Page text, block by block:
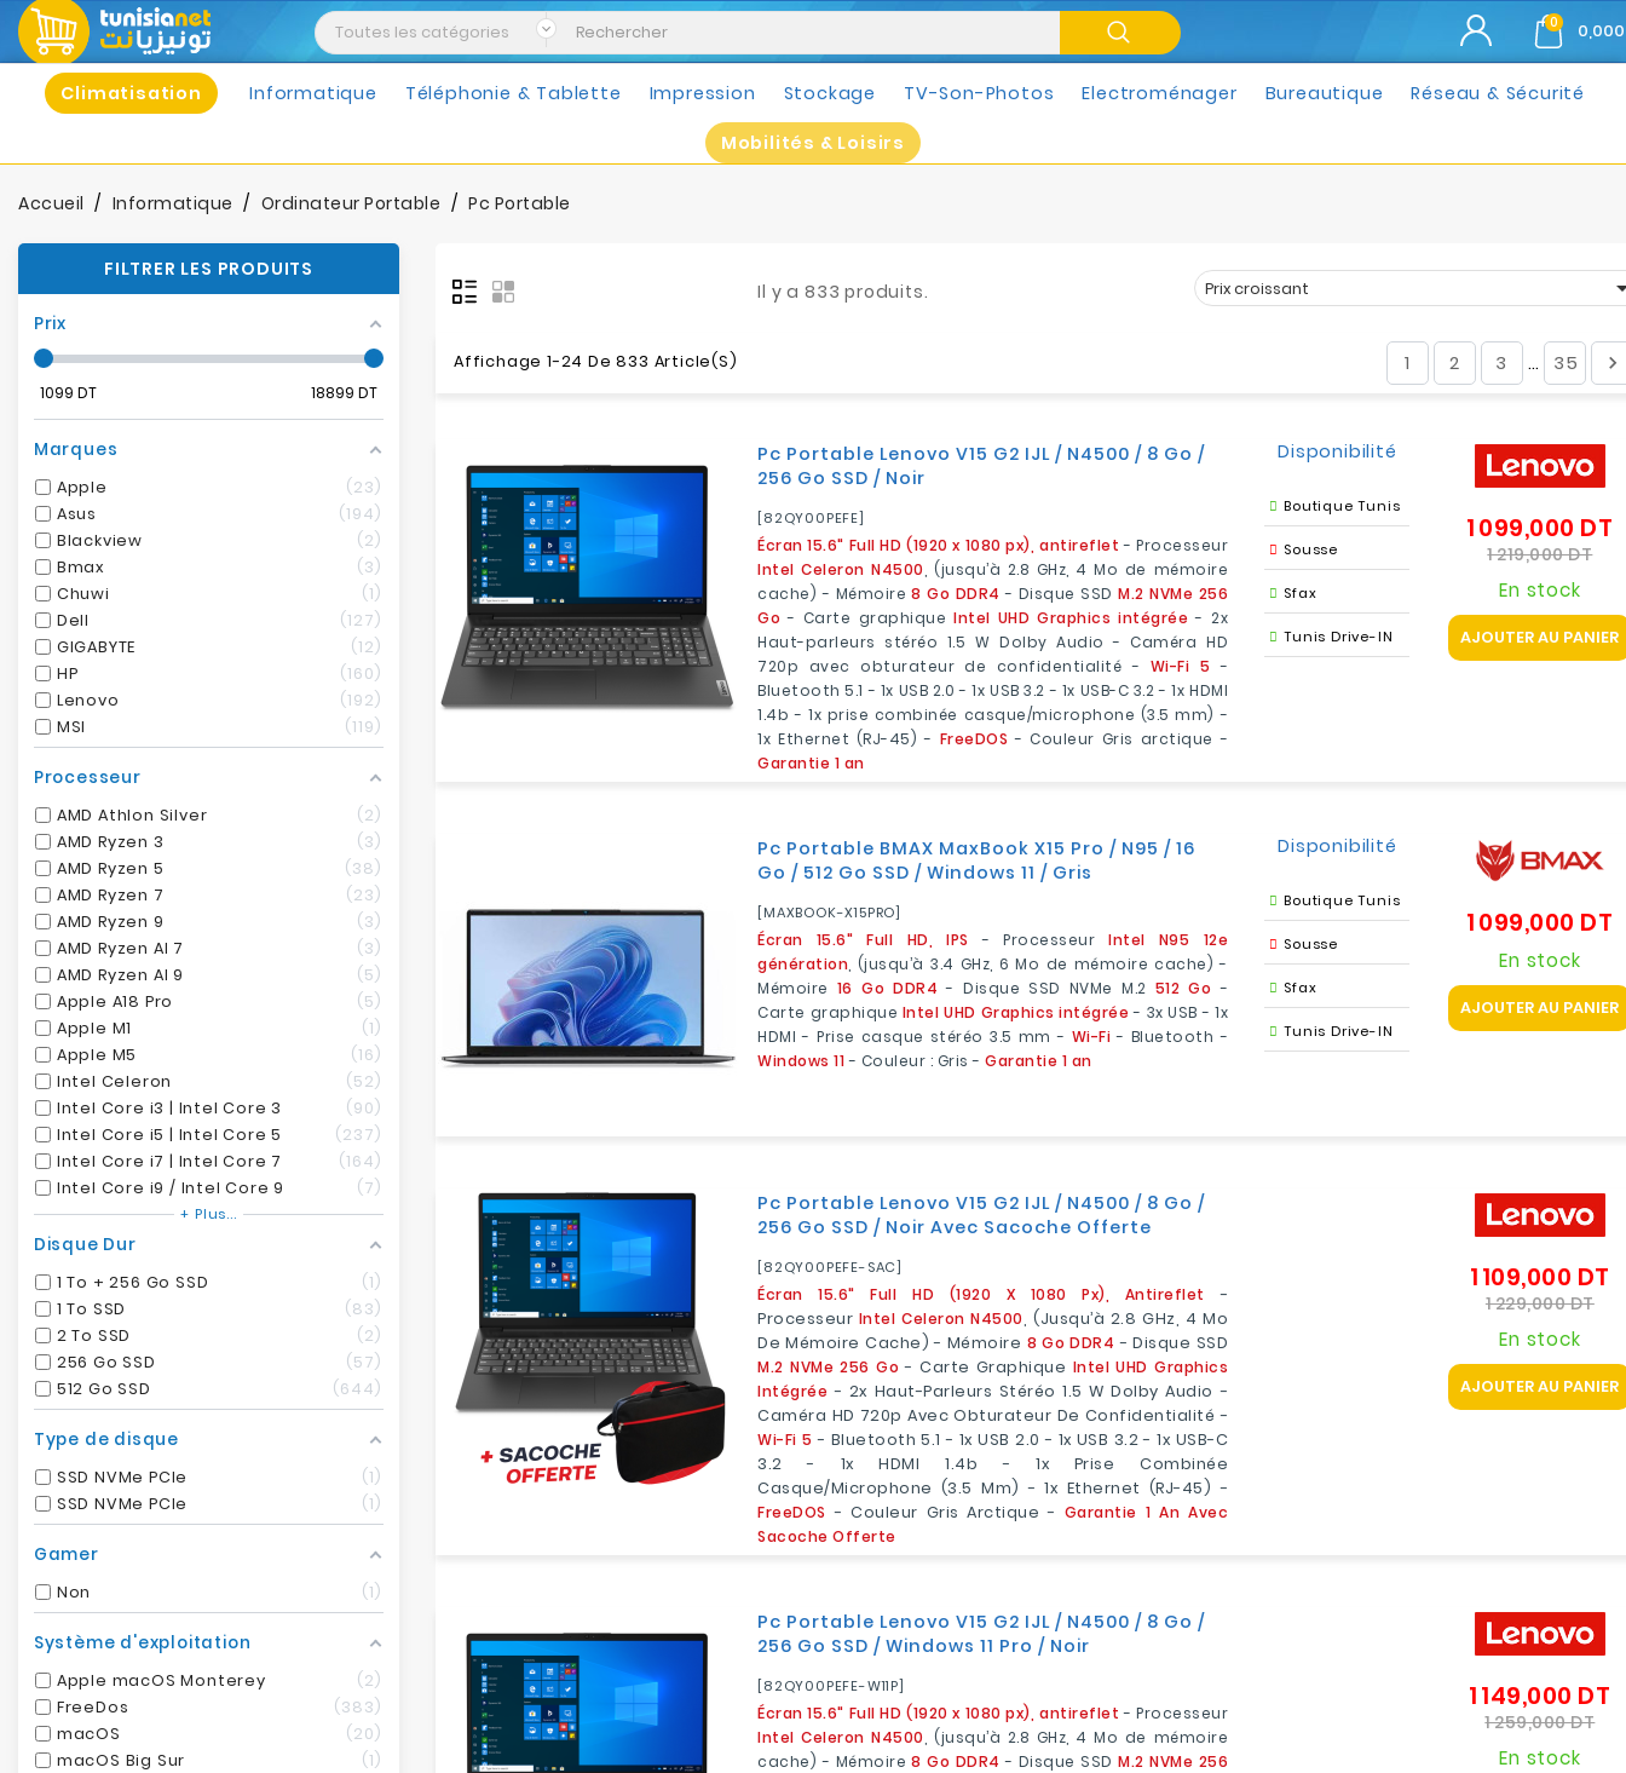
0
Climatisation Informatique Téléphonie & Tablette Impression Stockage TV-Son-Photos Electroménager Bureautique Réseau & Sécurité
Mobilités & Loisirs
Accueil Informatique Ordinateur Portable Pc Portable
FILTRER LES PRODUITS
Prix
1099 DT 18899 DT
Marques
Apple
23
Asus
194
Blackview
2
Bmax
3
Chuwi
1
Dell
127
GIGABYTE
12
HP
160
Lenovo
192
MSI
119
Processeur
AMD Athlon Silver
2
AMD Ryzen 3
3
AMD Ryzen 5
38
AMD Ryzen 7
23
AMD Ryzen 9
3
AMD Ryzen AI 7
3
AMD Ryzen AI 9
5
Apple A18 Pro
5
Apple M1
1
Apple M5
16
Intel Celeron
52
Intel Core i3 | Intel Core 3
90
Intel Core i5 | Intel Core 5
237
Intel Core i7 | Intel Core 7
164
Intel Core i9 / Intel Core 9
7
+ Plus...
Disque Dur
1 To + 256 Go SSD
1
1 To SSD
83
2 To SSD
2
256 Go SSD
57
512 Go SSD
644
Type de disque
SSD NVMe PCIe
1
SSD NVMe PCIe
1
Gamer
Non 1
Système d'exploitation
Apple macOS Monterey
2
FreeDos
383
macOS
20
macOS Big Sur
1
Il y a 833 produits. Prix croissant
Affichage 1-24 De 833 Article(s) 1 2 3 … 35 
Pc Portable Lenovo V15 G2 IJL / N4500 / 8 Go /
256 Go SSD / Noir
[82QY00PEFE]
Écran 15.6" Full HD (1920 x 1080 px), antireflet - Processeur
Intel Celeron N4500 , (jusqu’à 2.8 GHz, 4 Mo de mémoire
cache) - Mémoire8 Go DDR4 - Disque SSDM.2 NVMe 256
Go - Carte graphiqueIntel UHD Graphics intégrée - 2x
Haut-parleurs stéréo 1.5 W Dolby Audio - Caméra HD
720p avec obturateur de confidentialité - Wi-Fi 5 -
Bluetooth 5.1 - 1x USB 2.0 - 1x USB 3.2 - 1x USB-C 3.2 - 1x HDMI
1.4b - 1x prise combinée casque/microphone (3.5 mm) -
1x Ethernet (RJ-45) - FreeDOS - Couleur Gris arctique -
Garantie 1 an
Disponibilité
Boutique Tunis
Sousse
Sfax
Tunis Drive-IN
1 099,000 DT
1 219,000 DT
En stock
AJOUTER AU PANIER
Pc Portable BMAX MaxBook X15 Pro / N95 / 16
Go / 512 Go SSD / Windows 11 / Gris
[MAXBOOK-X15PRO]
Écran 15.6" Full HD, IPS - ProcesseurIntel N95 12e
génération , (jusqu’à 3.4 GHz, 6 Mo de mémoire cache) -
Mémoire 16 Go DDR4- Disque SSD NVMe M.2 512 Go -
Carte graphique Intel UHD Graphics intégrée - 3x USB - 1x
HDMI - Prise casque stéréo 3.5 mm - Wi-Fi - Bluetooth -
Windows 11- Couleur : Gris -Garantie 1 an
Disponibilité
Boutique Tunis
Sousse
Sfax
Tunis Drive-IN
1 099,000 DT
En stock
AJOUTER AU PANIER
Pc Portable Lenovo V15 G2 IJL / N4500 / 8 Go /
256 Go SSD / Noir Avec Sacoche Offerte
[82QY00PEFE-SAC]
Écran 15.6" Full HD (1920 X 1080 Px), Antireflet
-
Processeur Intel Celeron N4500 , (jusqu’à 2.8 GHz, 4 Mo
De Mémoire Cache) - Mémoire 8 Go DDR4 - Disque SSD
M.2 NVMe 256 Go - Carte Graphique Intel UHD Graphics
Intégrée - 2x Haut-Parleurs Stéréo 1.5 W Dolby Audio -
Caméra HD 720p Avec Obturateur De Confidentialité -
Wi-Fi 5 - Bluetooth 5.1 - 1x USB 2.0 - 1x USB 3.2 - 1x USB-C
3.2 - 1x HDMI 1.4b - 1x Prise Combinée
Casque/microphone (3.5 Mm) - 1x Ethernet (RJ-45) -
FreeDOS - Couleur Gris Arctique - Garantie 1 An Avec
Sacoche Offerte
1 109,000 DT
1 229,000 DT
En stock
AJOUTER AU PANIER
Pc Portable Lenovo V15 G2 IJL / N4500 / 8 Go /
256 Go SSD / Windows 11 Pro / Noir
[82QY00PEFE-W11P]
Écran 15.6" Full HD (1920 x 1080 px), antireflet - Processeur
Intel Celeron N4500 , (jusqu’à 2.8 GHz, 4 Mo de mémoire
cache) - Mémoire8 Go DDR4 - Disque SSDM.2 NVMe 256
1 149,000 DT
1 259,000 DT
En stock